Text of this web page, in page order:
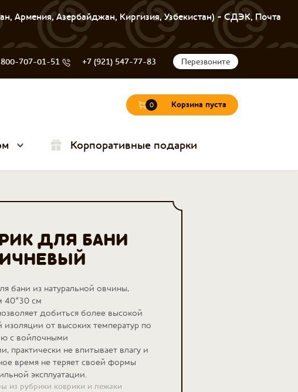
Армения, Азербайджан, Киргизия, Узбекистан) - СДЭК, Почта
707-01-51 +7 (921) 547-77-83 Перезвоните
0 Корзина пуста
Корпоративные подарки
ДЛЯ БАНИ
бани из натуральной овчины,
40*30 см
добиться более высокой
изоляции от высоких температур по
с войлочными
практически не впитывает влагу и
время не теряет своей формы
эксплуатации.
из рубрики коврики и лежаки